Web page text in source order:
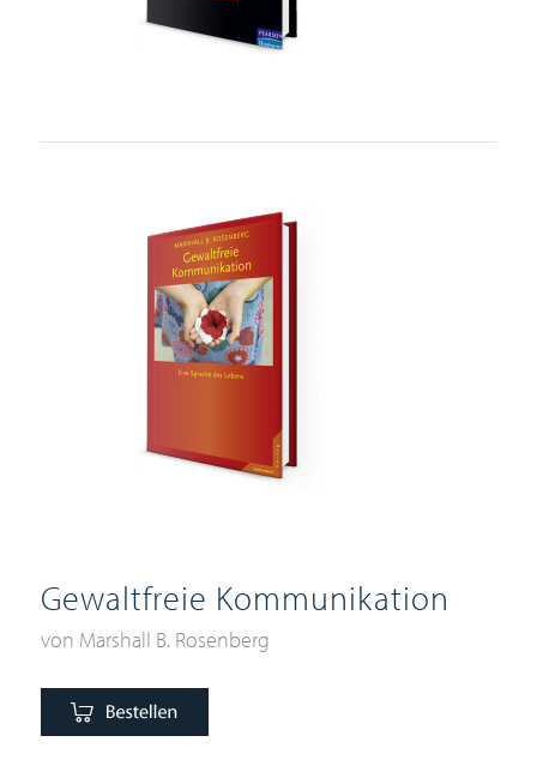
Gewaltfreie Kommunikation
von Marshall B. Rosenberg